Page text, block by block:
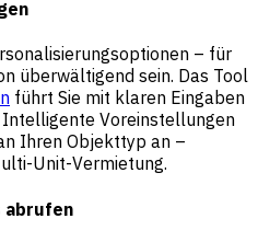
– für
überwältigend sein. Das Tool
führt Sie mit klaren Eingaben
Voreinstellungen
Ihren Objekttyp an –
Unit-Vermietung.
abrufen